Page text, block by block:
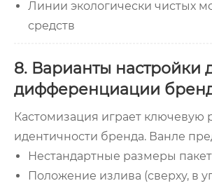
Линии экологически чистых
средств
8. Варианты настройки
дифференциации
Кастомизация играет ключевую
идентичности бренда. Ванле
Нестандартные размеры
Положение излива (сверху, в